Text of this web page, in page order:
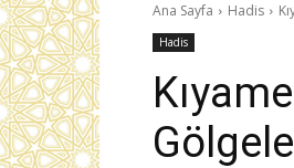
Ana Sayfa Hadis
Hadis